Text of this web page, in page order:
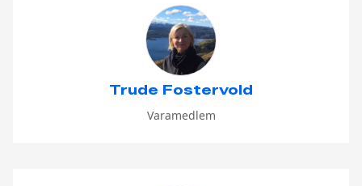
Trude Fostervold
Varamedlem